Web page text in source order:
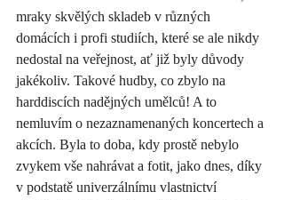
mraky skvělých skladeb v různých
domácích i profi studiích, které se ale nikdy
nedostal na veřejnost, ať již byly důvody
jakékoliv. Takové hudby, co zbylo na
harddiscích nadějných umělců! A to
nemluvím o nezaznamenaných koncertech a
akcích. Byla to doba, kdy prostě nebylo
zvykem vše nahrávat a fotit, jako dnes, díky
v podstatě univerzálnímu vlastnictví